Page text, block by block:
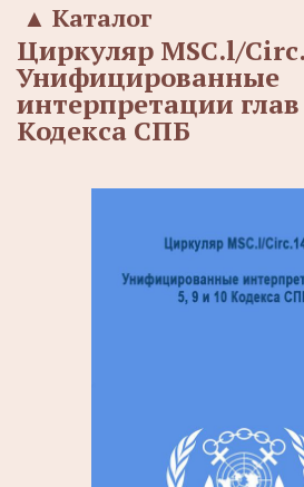
Каталог
▲
Циркуляр MSC.l/
Унифицированные
интерпретации глав
Кодекса СПБ